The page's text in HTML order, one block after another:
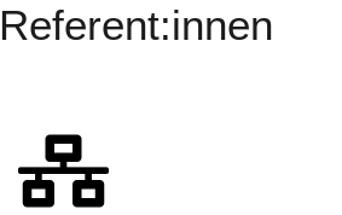
Referent:innen